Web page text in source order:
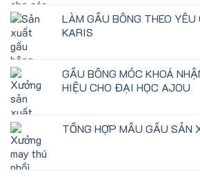
LÀM GẤU BÔNG THEO
KARIS
GẤU BÔNG MÓC KHOÁ
HIỆU CHO ĐẠI HỌC AJOU
TỔNG HỢP MẪU GẤU SẢN